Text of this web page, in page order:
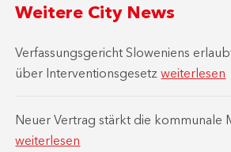
Weitere City News
Verfassungsgericht Sloweniens
über Interventionsgesetzweiterlesen
Neuer Vertrag stärkt die kommunale
weiterlesen